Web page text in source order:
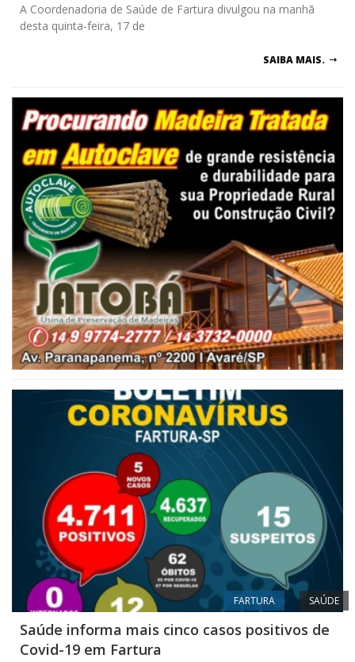
A Coordenadoria de Saúde de Fartura divulgou na manhã
desta quinta-feira, 17 de
SAIBA MAIS.
FARTURA SAÚDE
Saúde informa mais cinco casos positivos de
Covid-19 em Fartura